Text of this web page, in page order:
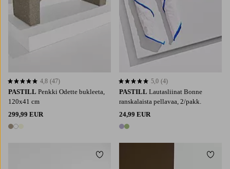
PASTILL Penkki Odette bukleeta,
120x41 cm
299,99 EUR
3 värejä
4,8 perustuen 47 arvosanaan
4,8 (47)
PASTILL Lautasliinat Bonne
ranskalaista pellavaa, 2/pakk.
24,99 EUR
2 värejä
5,0 perustuen 4 arvosanaan
5,0 (4)
Lisää suosikkeihin Lisää